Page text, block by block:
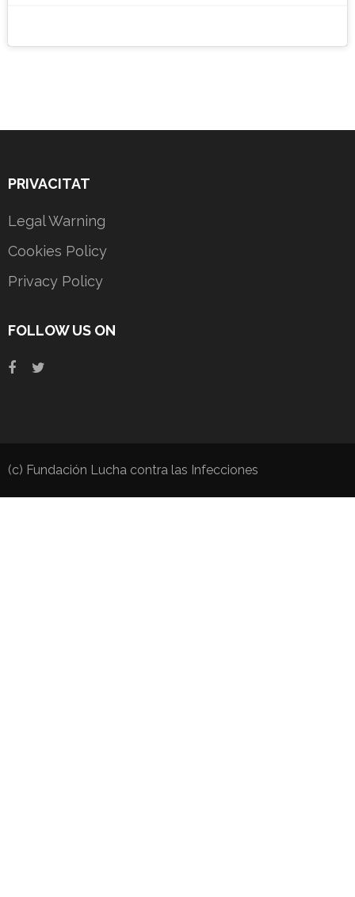
PRIVACITAT
Legal Warning
Cookies Policy
Privacy Policy
FOLLOW US ON
(c) Fundación Lucha contra las Infecciones